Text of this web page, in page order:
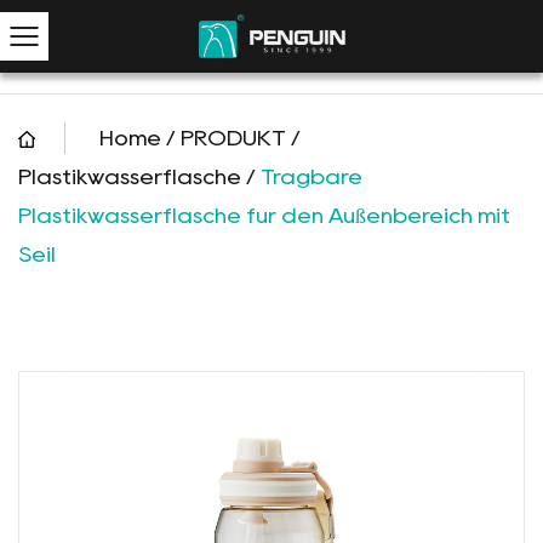
Home / PRODUKT /
Plastikwasserflasche / Tragbare
Plastikwasserflasche für den Außenbereich mit
Seil